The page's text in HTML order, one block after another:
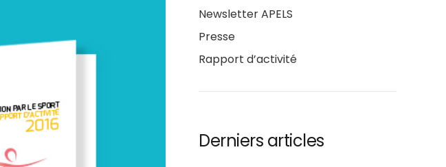
Newsletter APELS
Presse
Rapport d’activité
Derniers articles